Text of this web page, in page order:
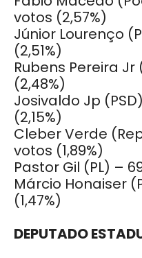
votos (2,57%)
Júnior Lourenço
(2,51%)
Rubens Pereira Jr
(2,48%)
Josivaldo Jp
(2,15%)
Cleber Verde
votos (1,89%)
Pastor Gil (PL) –
Márcio Honaiser
(1,47%)
DEPUTADO